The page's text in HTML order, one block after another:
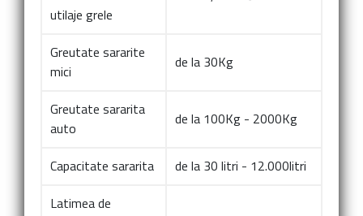
utilaje grele
Greutate sararite
mici
de la 30Kg
Greutate sararita
auto
de la 100Kg - 2000Kg
Capacitate sararita de la 30 litri - 12.000litri
Latimea de